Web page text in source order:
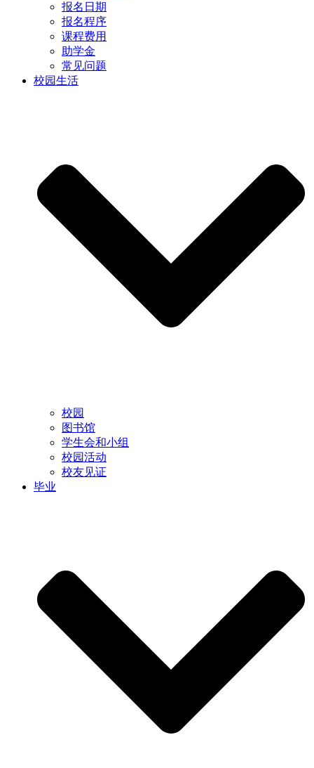
报名日期
报名程序
课程费用
助学金
常见问题
校园生活
校园
图书馆
学生会和小组
校园活动
校友见证
毕业